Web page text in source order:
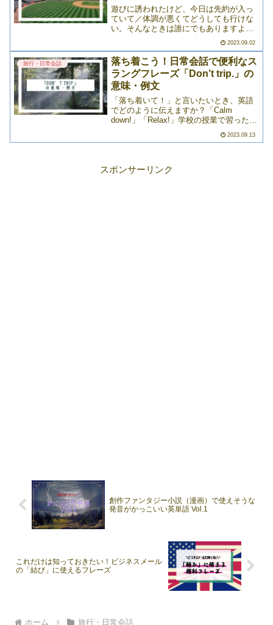
遊びに誘われたけど、今日は先約が入っ
ていて／体調が悪くてどうしても行けな
い。そんなときは誰にでもありますよ
ね。今日は駄目でもまた次の機会がある
なら……という場合、英語でなんと言う
でしょうか。いろんな言い回しがあるの
は事実ですが、今回紹介する>>>
2023.09.02
旅行・日常会話
落ち着こう！日常会話で便利なス
ラングフレーズ「Don’t trip.」の
意味・例文
「落ち着いて！」と言いたいとき、英語
でどのように伝えますか？「Calm
down!」「Relax!」学校の授業で習った文
でしょうか。ですが、実はこのほかにも
2023.09.13
スポンサーリンク
創作ファンタジー小説（漫画）で使えそうな
発音がかっこいい英単語 Vol.1
これだけは知っておきたい！ビジネスメール
の「結び」に使えるフレーズ
ホーム 旅行・日常会話